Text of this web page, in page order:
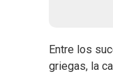
Entre los
griegas, la